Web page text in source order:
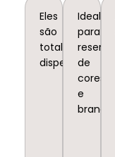
Eles
são
totalmente
dispensáveis.
Ideal
para
reserva
de
cores
e
branco.